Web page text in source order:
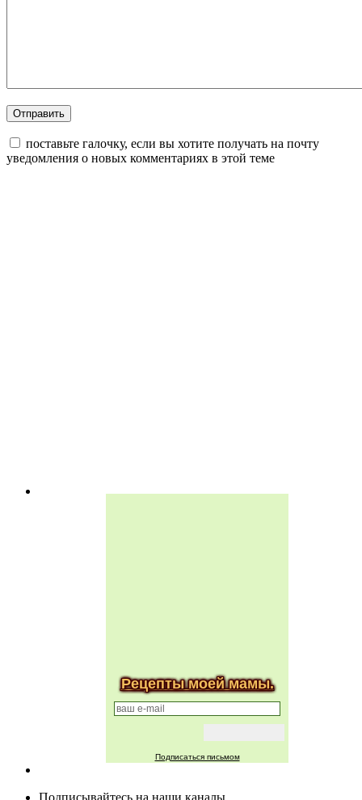
поставьте галочку, если вы хотите получать на почту
уведомления о новых комментариях в этой теме
Рецепты моей мамы.
Подписаться письмом